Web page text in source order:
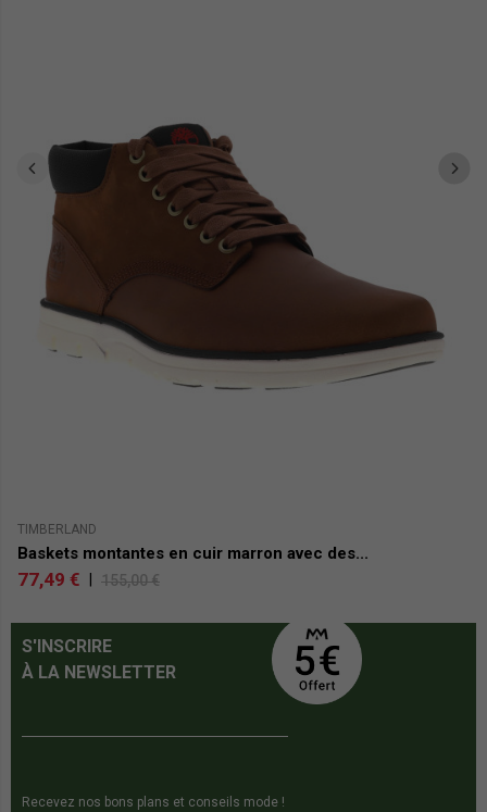
TIMBERLAND
Baskets montantes en cuir marron avec des...
77,49 € 155,00 €
S'INSCRIRE
À LA NEWSLETTER
Recevez nos bons plans et conseils mode !